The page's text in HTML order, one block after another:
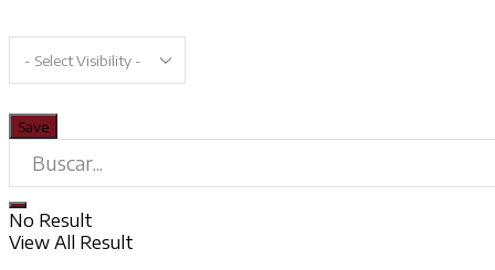
No Result
View All Result